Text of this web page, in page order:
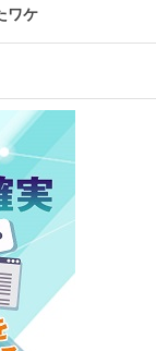
ワケ